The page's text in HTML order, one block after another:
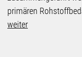
primären
weiter